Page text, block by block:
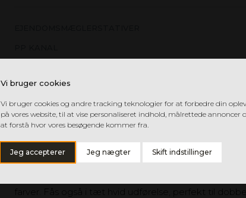
Vi bruger cookies
Vi bruger cookies og andre tracking teknologier for at forbedre din
på vores website, til at vise personaliseret indhold, målrettede annoncer
at forstå hvor vores besøgende kommer fra.
Jeg accepterer Jeg nægter Skift indstillinger
PP FOLIE
Slagfast folie med lav egenvægt. Ideel til
skiltematerialer eller som fugtbeskyttelse under
men farveskalaen er i princippet næsten uendelig,
farver. Fås også i tæt hvid udførelse, perfekt til